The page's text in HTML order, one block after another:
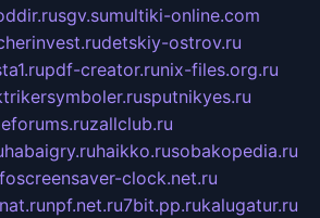
sgv.sumultiki-online.com
detskiy-ostrov.ru
pdf-creator.runix-files.org.ru
sputnikyes.ru
zallclub.ru
habaigry.ruhaikko.rusobakopedia.ru
screensaver-clock.net.ru
npf.net.ru7bit.pp.rukalugatur.ru